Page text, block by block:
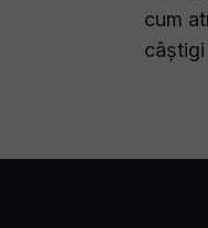
cum
câștigi